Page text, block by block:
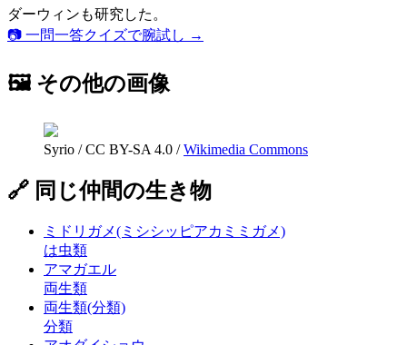
ダーウィンも研究した。
📷 一問一答クイズで腕試し →
🖼 その他の画像
Syrio /CC BY-SA 4.0 / Wikimedia Commons
🔗 同じ仲間の生き物
ミドリガメ(ミシシッピアカミミガメ)
は虫類
アマガエル
両生類
両生類(分類)
分類